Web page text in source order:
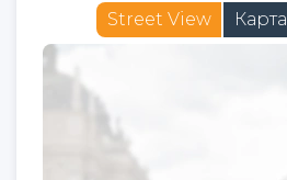
Street View Карта